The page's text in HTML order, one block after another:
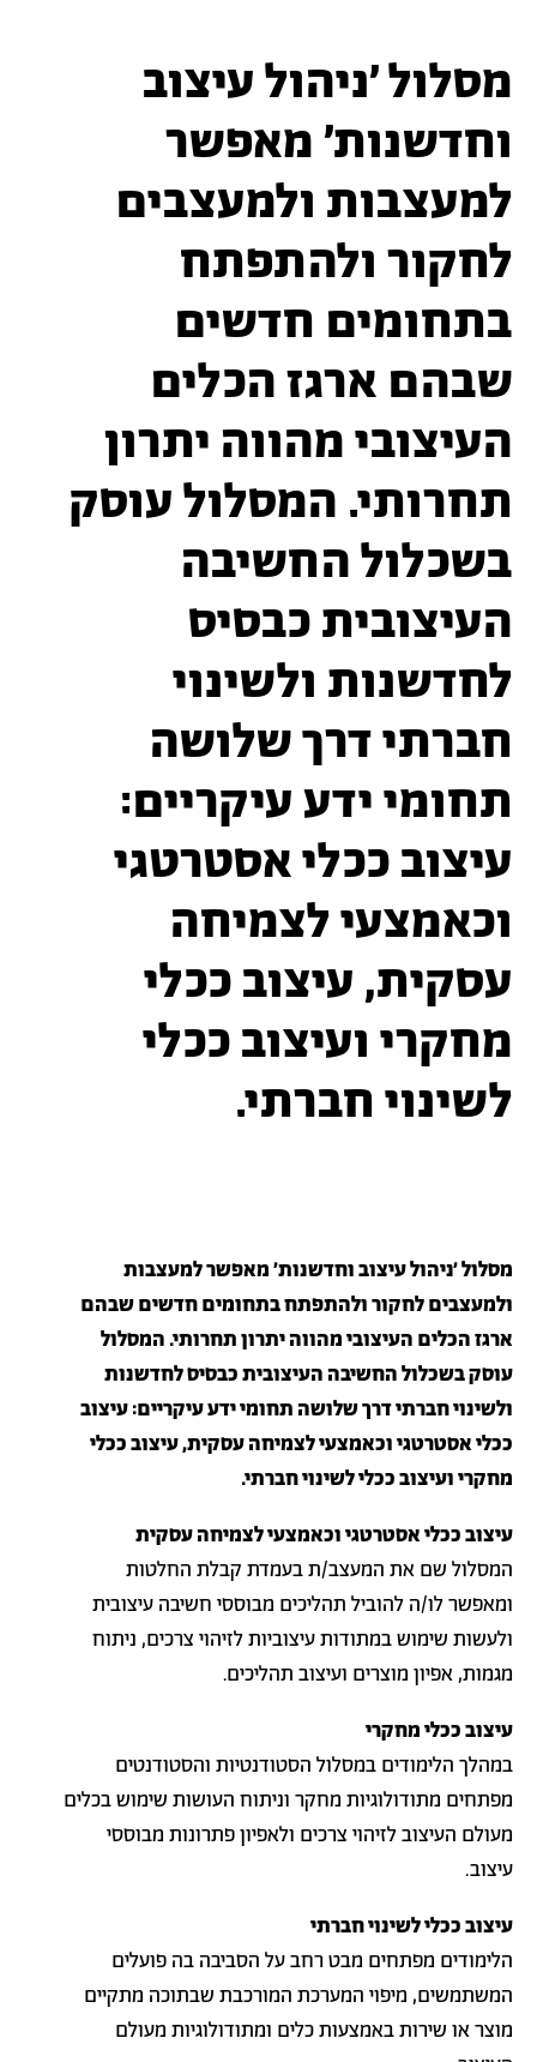
מסלול 'ניהול עיצוב
וחדשנות' מאפשר
למעצבות ולמעצבים
לחקור ולהתפתח
בתחומים חדשים
שבהם ארגז הכלים
העיצובי מהווה יתרון
תחרותי. המסלול עוסק
בשכלול החשיבה
העיצובית כבסיס
לחדשנות ולשינוי
חברתי דרך שלושה
תחומי ידע עיקריים:
עיצוב ככלי אסטרטגי
וכאמצעי לצמיחה
עסקית, עיצוב ככלי
מחקרי ועיצוב ככלי
לשינוי חברתי.
מסלול 'ניהול עיצוב וחדשנות' מאפשר למעצבות
ולמעצבים לחקור ולהתפתח בתחומים חדשים שבהם
ארגז הכלים העיצובי מהווה יתרון תחרותי. המסלול
עוסק בשכלול החשיבה העיצובית כבסיס לחדשנות
ולשינוי חברתי דרך שלושה תחומי ידע עיקריים: עיצוב
ככלי אסטרטגי וכאמצעי לצמיחה עסקית, עיצוב ככלי
מחקרי ועיצוב ככלי לשינוי חברתי.
עיצוב ככלי אסטרטגי וכאמצעי לצמיחה עסקית
המסלול שם את המעצב/ת בעמדת קבלת החלטות
ומאפשר לו/ה להוביל תהליכים מבוססי חשיבה עיצובית
ולעשות שימוש במתודות עיצוביות לזיהוי צרכים, ניתוח
מגמות, אפיון מוצרים ועיצוב תהליכים.
עיצוב ככלי מחקרי
במהלך הלימודים במסלול הסטודנטיות והסטודנטים
מפתחים מתודולוגיות מחקר וניתוח העושות שימוש בכלים
מעולם העיצוב לזיהוי צרכים ולאפיון פתרונות מבוססי
עיצוב.
עיצוב ככלי לשינוי חברתי
הלימודים מפתחים מבט רחב על הסביבה בה פועלים
המשתמשים, מיפוי המערכת המורכבת שבתוכה מתקיים
מוצר או שירות באמצעות כלים ומתודולוגיות מעולם